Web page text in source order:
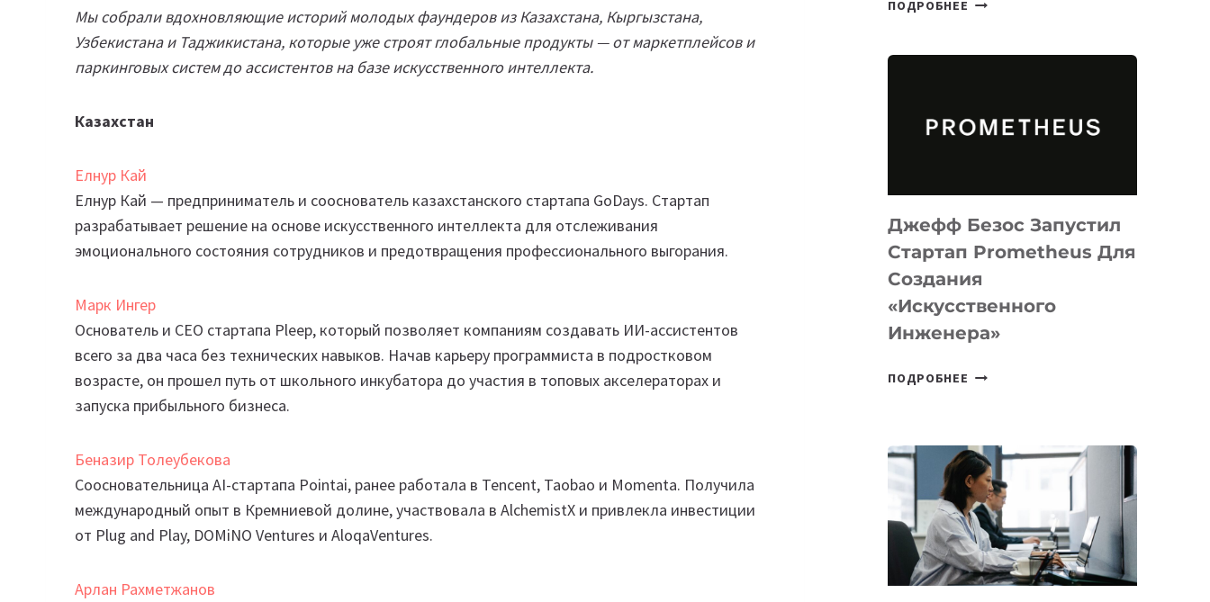
Мы собрали вдохновляющие историй молодых фаундеров из Казахстана, Кыргызстана,
Узбекистана и Таджикистана, которые уже строят глобальные продукты — от маркетплейсов и
паркинговых систем до ассистентов на базе искусственного интеллекта.
Казахстан
Елнур Кай
Елнур Кай — предприниматель и сооснователь казахстанского стартапа GoDays. Стартап
разрабатывает решение на основе искусственного интеллекта для отслеживания
эмоционального состояния сотрудников и предотвращения профессионального выгорания.
Марк Ингер
Основатель и CEO стартапа Pleep, который позволяет компаниям создавать ИИ-ассистентов
всего за два часа без технических навыков. Начав карьеру программиста в подростковом
возрасте, он прошел путь от школьного инкубатора до участия в топовых акселераторах и
запуска прибыльного бизнеса.
Беназир Толеубекова
Соосновательница AI-стартапа Pointai, ранее работала в Tencent, Taobao и Momenta. Получила
международный опыт в Кремниевой долине, участвовала в AlchemistX и привлекла инвестиции
от Plug and Play, DOMiNO Ventures и AloqaVentures.
Арлан Рахметжанов
ПОДРОБНЕЕ
ДЛЯ
И
LINUX
Джефф Безос Запустил
Стартап Prometheus Для
Создания
«искусственного
Инженера»
ПОДРОБНЕЕ ДЖЕФФ
PROMETHEUS
ДЛЯ
СОЗДАНИЯ
«ИСКУССТВЕННОГО
ИНЖЕНЕРА»